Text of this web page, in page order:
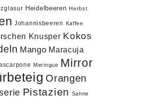
Heidelbeeren Herbst
Johannisbeeren Kaffee
Knusper Kokos
Mango Maracuja
Meringue Mirror
Orangen
Pistazien Sahne